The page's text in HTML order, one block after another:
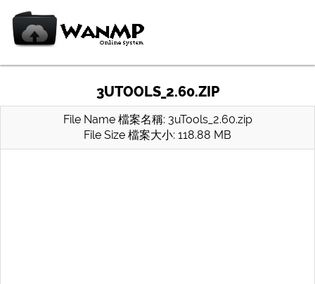
3UTOOLS_2.60.ZIP
File Name 檔案名稱: 3uTools_2.60.zip
File Size 檔案大小: 118.88 MB